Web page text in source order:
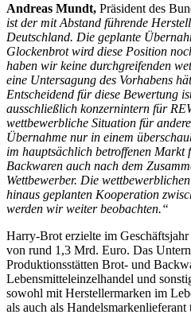
Andreas Mundt, Präsident des
ist der mit Abstand führende
Deutschland. Die geplante
Glockenbrot wird diese Position
haben wir keine durchgreifenden
eine Untersagung des Vorhabens
Entscheidend für diese Bewertung
ausschließlich konzernintern für
wettbewerbliche Situation für
Übernahme nur in einem
im hauptsächlich betroffenen Markt
Backwaren auch nach dem
Wettbewerber. Die
hinaus geplanten Kooperation
werden wir weiter beobachten.“
Harry-Brot erzielte im
von rund 1,3 Mrd. Euro. Das
Produktionsstätten Brot- und
Lebensmitteleinzelhandel und
sowohl mit Herstellermarken im
als auch als Handelsmarkenlieferant